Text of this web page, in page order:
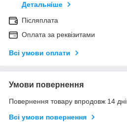
Детальніше
Післяплата
Оплата за реквізитами
Всі умови оплати
Умови повернення
Повернення товару впродовж 14
Всі умови повернення